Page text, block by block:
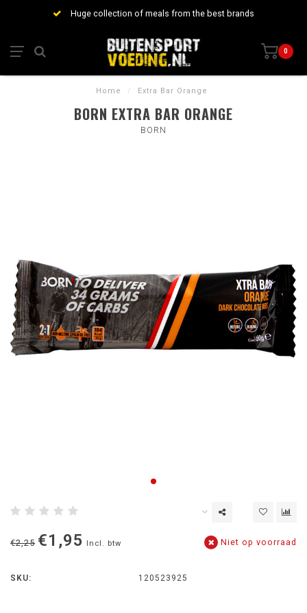
Huge collection of meals from the best brands
0
Home / Extra Bar Orange
BORN EXTRA BAR ORANGE
BORN
€2,25 €1,95 Incl. btw Niet op voorraad
SKU: 120523925